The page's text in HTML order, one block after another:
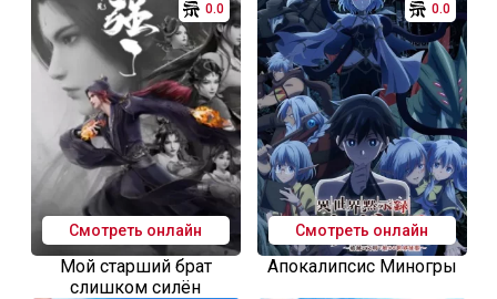
0.0
Смотреть онлайн
Мой старший брат
слишком силён
0.0
Смотреть онлайн
Апокалипсис Миногры